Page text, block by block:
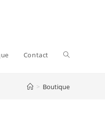
Contact Toggle
website
> Boutique